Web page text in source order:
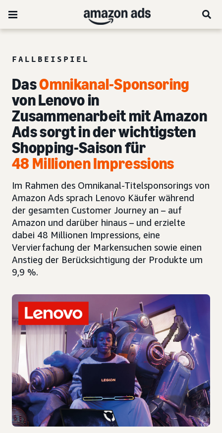
FALLBEISPIEL
DasOmnikanal-Sponsoring
von Lenovo in
Zusammenarbeit mit Amazon
Ads sorgt in der wichtigsten
Shopping-Saison für
48 Millionen Impressions
Im Rahmen des Omnikanal-Titelsponsorings von
Amazon Ads sprach Lenovo Käufer während
der gesamten Customer Journey an – auf
Amazon und darüber hinaus – und erzielte
dabei 48 Millionen Impressions, eine
Vervierfachung der Markensuchen sowie einen
Anstieg der Berücksichtigung der Produkte um
9,9 %.